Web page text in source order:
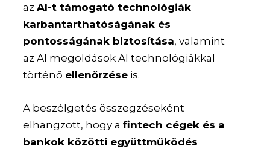
azAI-t támogató technológiák
karbantarthatóságának és
pontosságának biztosítása, valamint
az AI megoldások AI technológiákkal
történő ellenőrzése is.
A beszélgetés összegzéseként
elhangzott, hogy afintech cégek és a
bankok közötti együttműködés